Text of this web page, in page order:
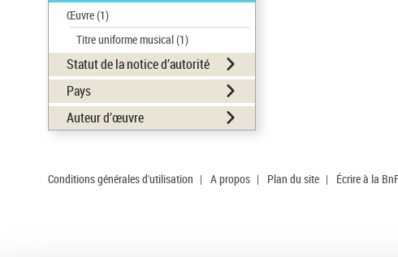
Œuvre(1)
Titre uniforme musical(1)
Statut de la notice d’autorité
Pays
Auteur d’œuvre
Conditions générales d'utilisation | A propos | Plan du site | Écrire à la